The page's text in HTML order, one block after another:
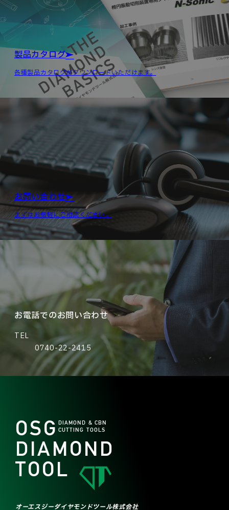
製品カタログ
各種製品カタログがダウンロードいただけます。
お問い合わせ
まずはお気軽にご相談ください。
お電話でのお問い合わせ
TEL
0740-22-2415
OSG
DIAMOND
TOOL
DIAMOND & CBN
CUTTING TOOLS
オーエスジーダイヤモンドツール株式会社